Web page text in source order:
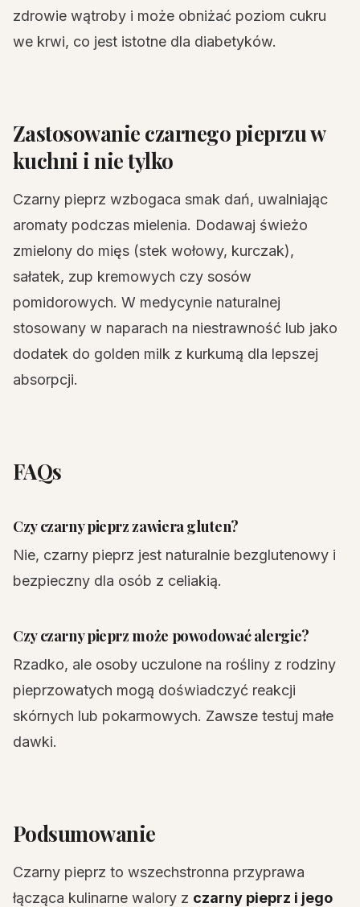
zdrowie wątroby i może obniżać poziom cukru
we krwi, co jest istotne dla diabetyków.
Zastosowanie czarnego pieprzu w
kuchni i nie tylko
Czarny pieprz wzbogaca smak dań, uwalniając
aromaty podczas mielenia. Dodawaj świeżo
zmielony do mięs (stek wołowy, kurczak),
sałatek, zup kremowych czy sosów
pomidorowych. W medycynie naturalnej
stosowany w naparach na niestrawność lub jako
dodatek do golden milk z kurkumą dla lepszej
absorpcji.
FAQs
Czy czarny pieprz zawiera gluten?
Nie, czarny pieprz jest naturalnie bezglutenowy i
bezpieczny dla osób z celiakią.
Czy czarny pieprz może powodować alergie?
Rzadko, ale osoby uczulone na rośliny z rodziny
pieprzowatych mogą doświadczyć reakcji
skórnych lub pokarmowych. Zawsze testuj małe
dawki.
Podsumowanie
Czarny pieprz to wszechstronna przyprawa
łącząca kulinarne walory z czarny pieprz i jego